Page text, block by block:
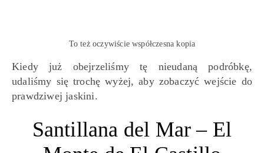
To też oczywiście współczesna kopia
Kiedy już obejrzeliśmy tę nieudaną podróbkę,
udaliśmy się trochę wyżej, aby zobaczyć wejście do
prawdziwej jaskini.
Santillana del Mar – El